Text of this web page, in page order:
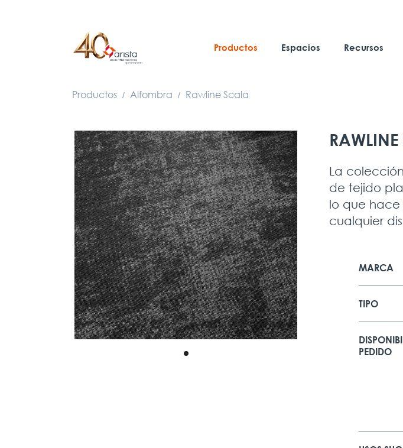
Productos Espacios Recursos
Productos / Alfombra / Rawline Scala
La
de tejido
lo que hace
cualquier
MARCA
TIPO
PEDIDO